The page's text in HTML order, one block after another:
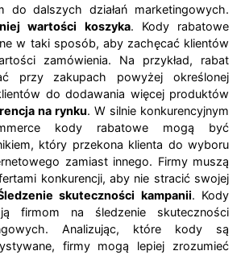
do dalszych działań marketingowych.
wartości koszyka. Kody rabatowe
w taki sposób, aby zachęcać klientów
zamówienia. Na przykład, rabat
przy zakupach powyżej określonej
do dodawania więcej produktów
na rynku. W silnie konkurencyjnym
kody rabatowe mogą być
który przekona klienta do wyboru
zamiast innego. Firmy muszą
konkurencji, aby nie stracić swojej
skuteczności kampanii. Kody
firmom na śledzenie skuteczności
Analizując, które kody są
firmy mogą lepiej zrozumieć